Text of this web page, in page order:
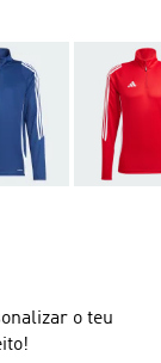
o teu